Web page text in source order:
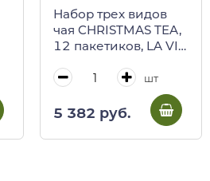
Набор трех видов
чая CHRISTMAS TEA,
12 пакетиков, LA VIA
(подарочная
шт
5 382 руб.